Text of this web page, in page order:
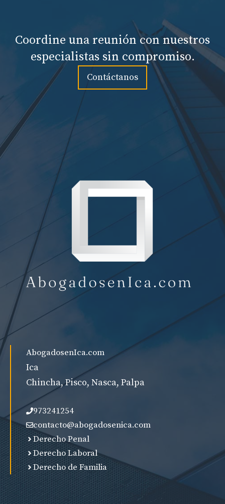
Coordine una reunión con nuestros
especialistas sin compromiso.
Contáctanos
AbogadosenIca.com
Ica
Chincha, Pisco, Nasca, Palpa
973241254
contacto@abogadosenica.com
Derecho Penal
Derecho Laboral
Derecho de Familia